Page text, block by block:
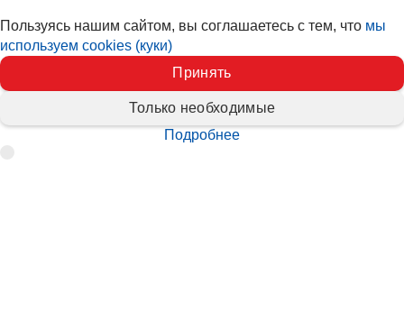
Пользуясь нашим сайтом, вы соглашаетесь с тем, что мы
используем cookies (куки)
Принять
Только необходимые
Подробнее